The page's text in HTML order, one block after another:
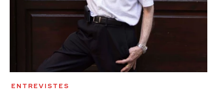
ENTREVISTES